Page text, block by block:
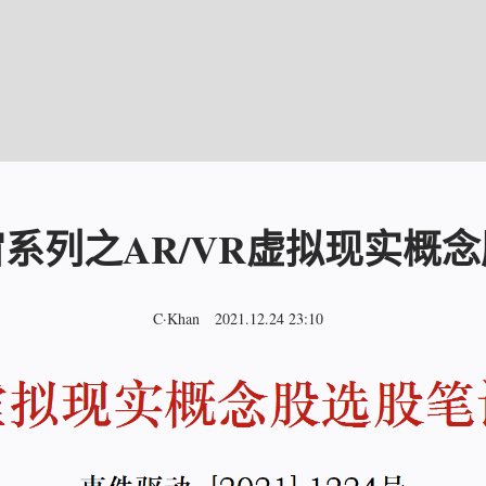
列之AR/VR虚拟现实概
C·Khan 2021.12.24 23:10